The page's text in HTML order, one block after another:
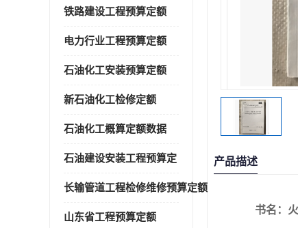
铁路建设工程预算定额
电力行业工程预算定额
石油化工安装预算定额
新石油化工检修定额
石油化工概算定额数据
石油建设安装工程预算定
长输管道工程检修维修预算定额
山东省工程预算定额
产品描述
书名：